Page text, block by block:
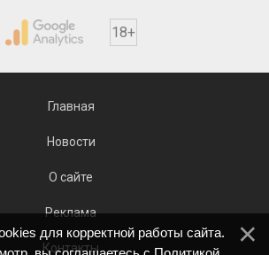
18+
Главная
Новости
О сайте
Реклама
Контакты
для корректной работы сайта.